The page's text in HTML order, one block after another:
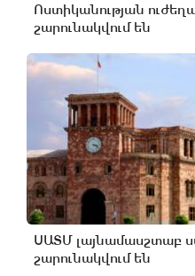
Ոստիկանության
շարունակվում են
ՍԱՏՄ լայնամասշտաբ
շարունակվում են